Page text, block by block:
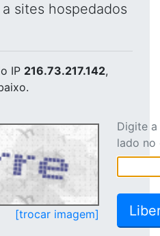
sites hospedados
IP 216.73.217.142,
[trocar imagem]
Digite
lado no